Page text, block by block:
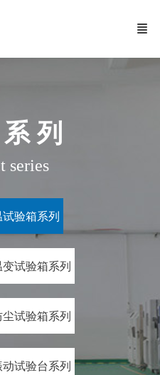
列
series
验箱系列
试验箱系列
试验箱系列
试验台系列